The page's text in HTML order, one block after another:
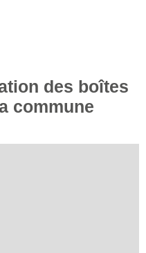
des boîtes
commune